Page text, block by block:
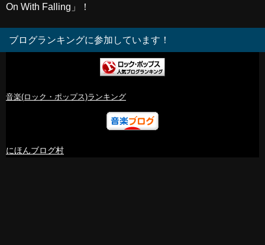
On With Falling」！
ブログランキングに参加しています！
音楽(ロック・ポップス)ランキング
にほんブログ村